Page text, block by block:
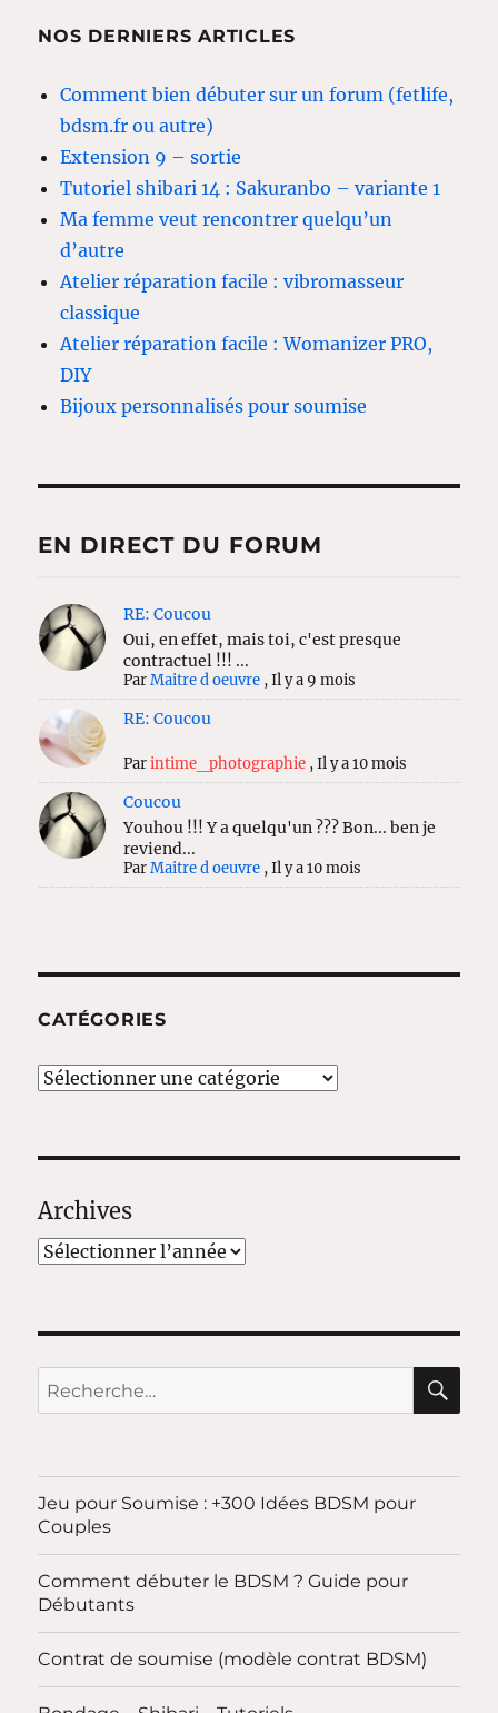
NOS DERNIERS ARTICLES
Comment bien débuter sur un forum (fetlife,
bdsm.fr ou autre)
Extension 9 – sortie
Tutoriel shibari 14 : Sakuranbo – variante 1
Ma femme veut rencontrer quelqu’un
d’autre
Atelier réparation facile : vibromasseur
classique
Atelier réparation facile : Womanizer PRO,
DIY
Bijoux personnalisés pour soumise
EN DIRECT DU FORUM
RE: Coucou
Oui, en effet, mais toi, c'est presque
contractuel !!! ...
ParMaitre d oeuvre,Il y a 9 mois
RE: Coucou
Parintime_photographie,Il y a 10 mois
Coucou
Youhou !!! Y a quelqu'un ??? Bon... ben je
reviend...
ParMaitre d oeuvre,Il y a 10 mois
CATÉGORIES
Catégories
Archives
Recherche
pour :
Jeu pour Soumise : +300 Idées BDSM pour
Couples
Comment débuter le BDSM ? Guide pour
Débutants
Contrat de soumise (modèle contrat BDSM)